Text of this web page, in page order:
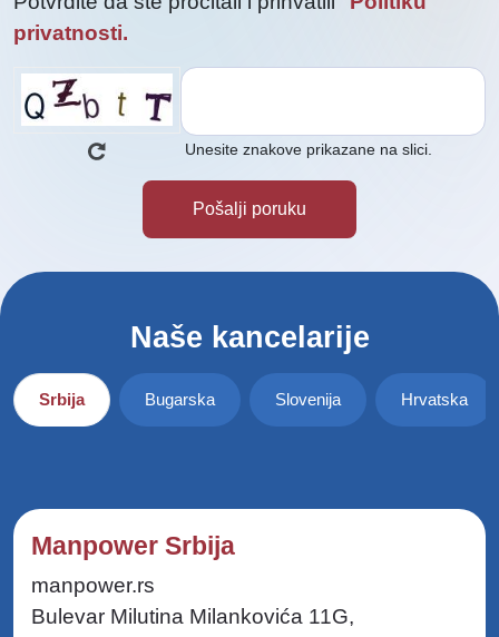
privatnosti.
Unesite znakove prikazane na slici.
Naše kancelarije
Srbija Bugarska Slovenija Hrvatska
Manpower Srbija
manpower.rs
Bulevar Milutina Milankovića 11G,